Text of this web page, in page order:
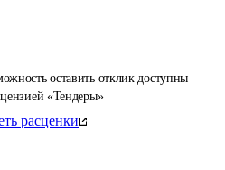
оставить отклик доступны
«Тендеры»
расценки